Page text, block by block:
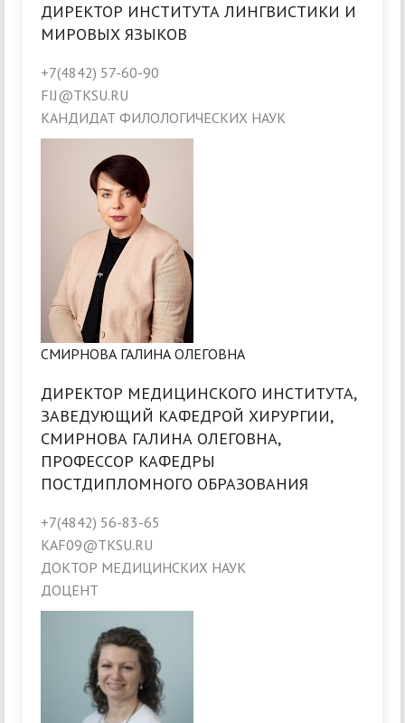
ДИРЕКТОР ИНСТИТУТА ЛИНГВИСТИКИ И
МИРОВЫХ ЯЗЫКОВ
+7(4842) 57-60-90
FIJ@TKSU.RU
КАНДИДАТ ФИЛОЛОГИЧЕСКИХ НАУК
СМИРНОВА ГАЛИНА ОЛЕГОВНА
ДИРЕКТОР МЕДИЦИНСКОГО ИНСТИТУТА,
ЗАВЕДУЮЩИЙ КАФЕДРОЙ ХИРУРГИИ,
СМИРНОВА ГАЛИНА ОЛЕГОВНА,
ПРОФЕССОР КАФЕДРЫ
ПОСТДИПЛОМНОГО ОБРАЗОВАНИЯ
+7(4842) 56-83-65
KAF09@TKSU.RU
ДОКТОР МЕДИЦИНСКИХ НАУК
ДОЦЕНТ